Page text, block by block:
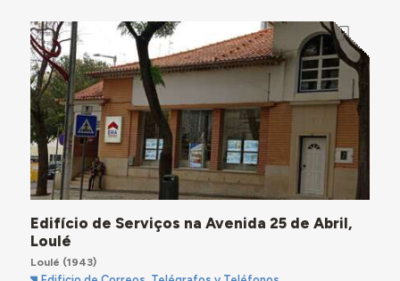
Edifício de Serviços na Avenida 25 de Abril,
Loulé
Loulé (1943)